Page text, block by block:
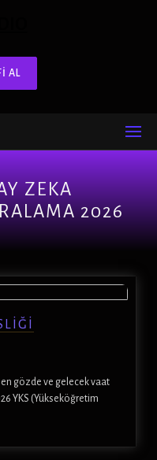
AL
ZEKA
2026
gözde ve gelecek vaat
YKS (Yükseköğretim